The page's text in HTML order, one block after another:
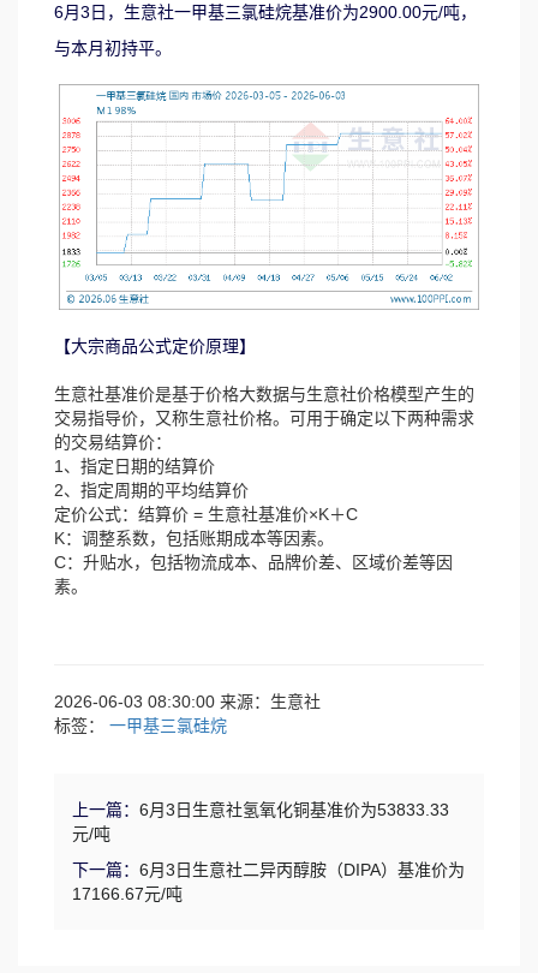
6月3日，生意社一甲基三氯硅烷基准价为2900.00元/吨，
与本月初持平。
【大宗商品公式定价原理】
生意社基准价是基于价格大数据与生意社价格模型产生的
交易指导价，又称生意社价格。可用于确定以下两种需求
的交易结算价：
1、指定日期的结算价
2、指定周期的平均结算价
定价公式：结算价 = 生意社基准价×K＋C
K：调整系数，包括账期成本等因素。
C：升贴水，包括物流成本、品牌价差、区域价差等因
素。
2026-06-03 08:30:00 来源：生意社
标签： 一甲基三氯硅烷
上一篇： 6月3日生意社氢氧化铜基准价为53833.33
元/吨
下一篇： 6月3日生意社二异丙醇胺（DIPA）基准价为
17166.67元/吨